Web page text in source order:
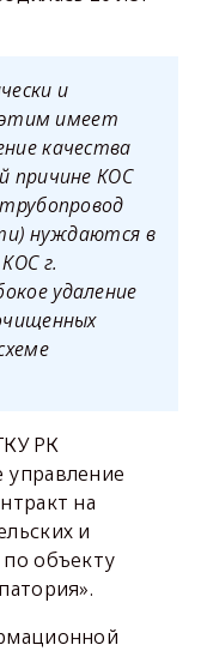
и
этим имеет
качества
причине КОС
нуждаются в
г.
удаление
РК
на
и
объекту